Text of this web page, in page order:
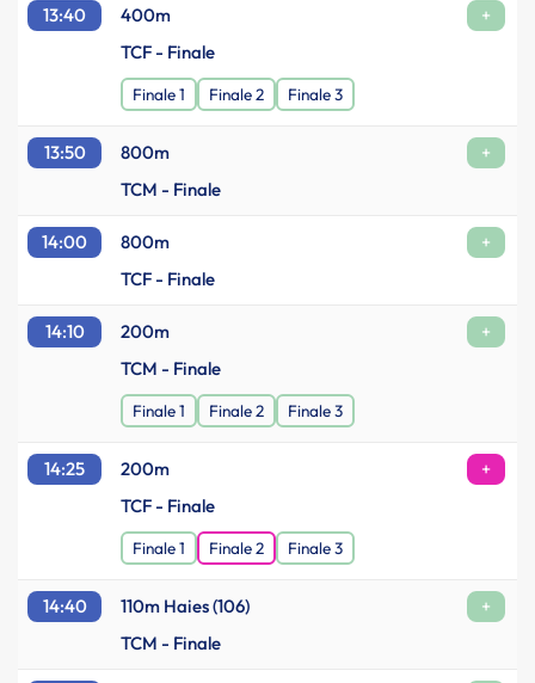
13:40 400m
+
TCF - Finale
Finale 1 Finale 2 Finale 3
13:50 800m
+
TCM - Finale
14:00 800m
+
TCF - Finale
14:10 200m
+
TCM - Finale
Finale 1 Finale 2 Finale 3
14:25 200m
+
TCF - Finale
Finale 1 Finale 2 Finale 3
14:40 110m Haies (106)
+
TCM - Finale